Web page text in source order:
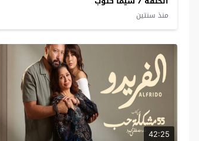
منذ سنتين
42:25